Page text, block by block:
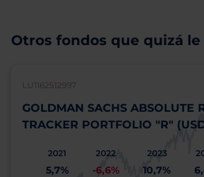
Otros fondos que quizá
LU1162512997
GOLDMAN SACHS ABSOLUTE
TRACKER PORTFOLIO "R"
2021
5,7%
2022
-6,6%
2023
10,7%